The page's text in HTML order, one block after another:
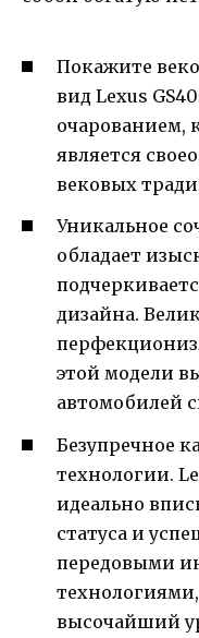
Покажите
вид Lexus
очарованием,
является
вековых
Уникальное
обладает
дизайна.
этой модели
автомобилей
Безупречное
технологии.
идеально
статуса и
передовыми
высочайший